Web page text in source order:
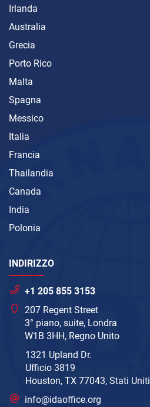
Irlanda
Australia
Grecia
Porto Rico
Malta
Spagna
Messico
Italia
Francia
Thailandia
Canada
India
Polonia
INDIRIZZO
+1 205 855 3153
207 Regent Street
3° piano, suite, Londra
W1B 3HH, Regno Unito
1321 Upland Dr.
Ufficio 3819
Houston, TX 77043, Stati Uniti
info@idaoffice.org